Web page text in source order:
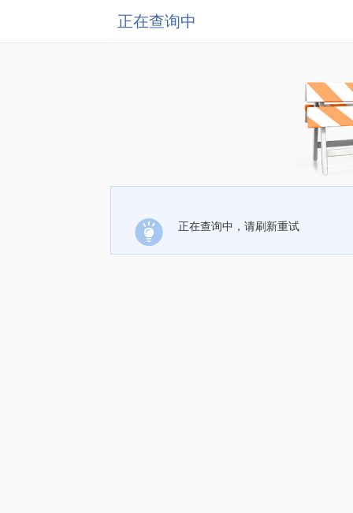
正在查询中
正在查询中，请刷新重试